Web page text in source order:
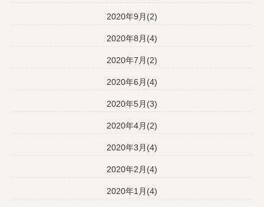
2020年9月(2)
2020年8月(4)
2020年7月(2)
2020年6月(4)
2020年5月(3)
2020年4月(2)
2020年3月(4)
2020年2月(4)
2020年1月(4)